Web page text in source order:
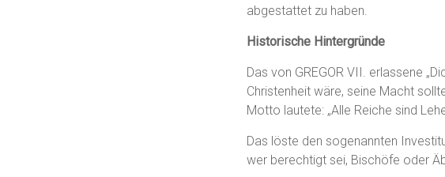
abgestattet zu haben.
Historische Hintergründe
Das von GREGOR VII. erlassene
Christenheit wäre, seine Macht
Motto lautete: „Alle Reiche sind
Das löste den sogenannten
wer berechtigt sei, Bischöfe oder